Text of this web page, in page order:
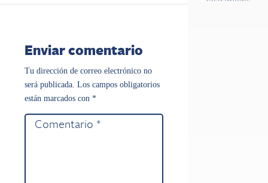
Enviar comentario
Tu dirección de correo electrónico no
será publicada. Los campos obligatorios
están marcados con *